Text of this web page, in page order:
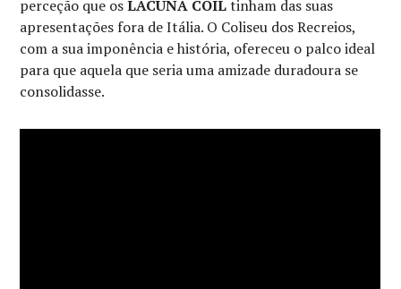
perceção que osLACUNA COILtinham das suas
apresentações fora de Itália. O Coliseu dos Recreios,
com a sua imponência e história, ofereceu o palco ideal
para que aquela que seria uma amizade duradoura se
consolidasse.